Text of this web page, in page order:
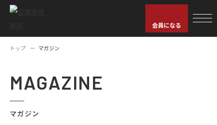
会員になる
トップ マガジン
MAGAZINE
マガジン